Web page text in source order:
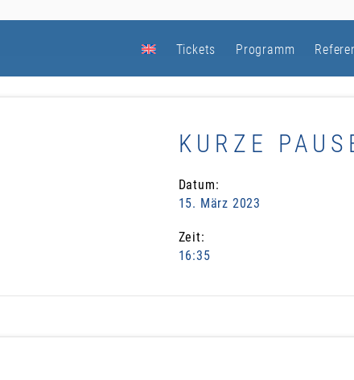
Tickets Programm
KURZE
Datum:
15. März 2023
Zeit:
16:35